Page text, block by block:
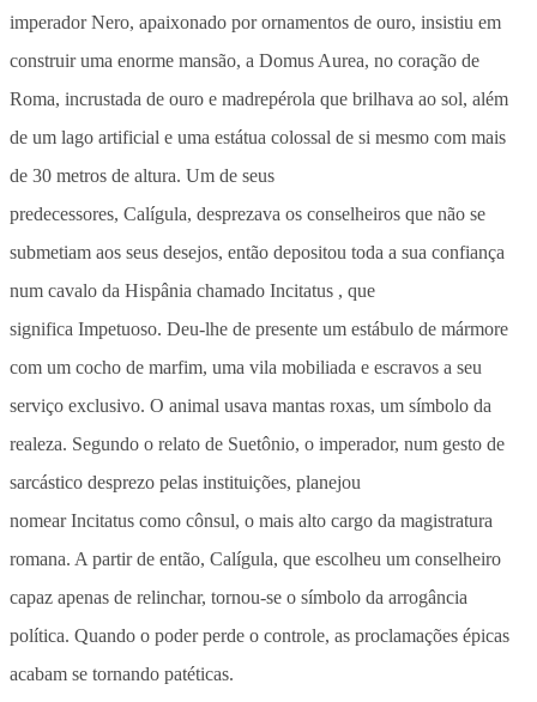
imperador Nero, apaixonado por ornamentos de ouro, insistiu em
construir uma enorme mansão, a Domus Aurea, no coração de
Roma, incrustada de ouro e madrepérola que brilhava ao sol, além
de um lago artificial e uma estátua colossal de si mesmo com mais
de 30 metros de altura. Um de seus
predecessores, Calígula, desprezava os conselheiros que não se
submetiam aos seus desejos, então depositou toda a sua confiança
num cavalo da Hispânia chamado Incitatus , que
significa Impetuoso. Deu-lhe de presente um estábulo de mármore
com um cocho de marfim, uma vila mobiliada e escravos a seu
serviço exclusivo. O animal usava mantas roxas, um símbolo da
realeza. Segundo o relato de Suetônio, o imperador, num gesto de
sarcástico desprezo pelas instituições, planejou
nomear Incitatus como cônsul, o mais alto cargo da magistratura
romana. A partir de então, Calígula, que escolheu um conselheiro
capaz apenas de relinchar, tornou-se o símbolo da arrogância
política. Quando o poder perde o controle, as proclamações épicas
acabam se tornando patéticas.